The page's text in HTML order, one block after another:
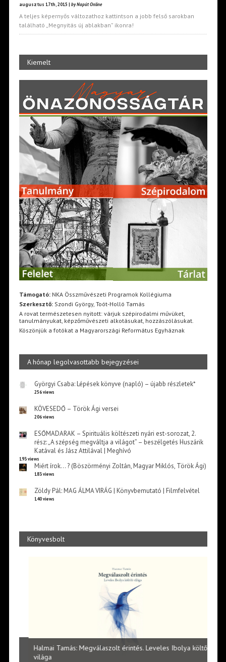
augusztus 17th, 2015 | by Napút Online
A teljes képernyős változathoz kattintson a jobb felső sarokban
található „Megnyitás új ablakban” ikonra!
Kiemelt
Támogató:NKA Összművészeti Programok Kollégiuma
Szerkesztő:Szondi György, Toót-Holló Tamás
A rovat természetesen nyitott: várjuk szépirodalmi művüket,
tanulmányukat, képzőművészeti alkotásukat, hozzászólásukat.
Köszönjük a fotókat a Magyarországi Református Egyháznak
A hónap legolvasottabb bejegyzései
Györgyi Csaba: Lépések könyve (napló) – újabb részletek*
256 views
KÖVESEDŐ – Török Ági versei
206 views
ESŐMADARAK – Spirituális költészeti nyári est-sorozat, 2.
rész: „A szépség megváltja a világot” – beszélgetés Huszárik
Katával és Jász Attilával | Meghívó
193 views
Miért írok… ? (Böszörményi Zoltán, Magyar Miklós, Török Ági)
183 views
Zöldy Pál: MAG ÁLMA VIRÁG | Könyvbemutató | Filmfelvétel
140 views
Könyvesbolt
Halmai Tamás: Megválaszolt érintés. Leveles Ibolya költői
világa